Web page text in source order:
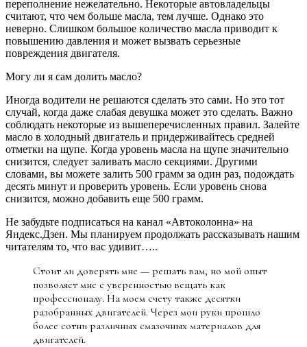
переполнение нежелательно. Некоторые автовладельцы
считают, что чем больше масла, тем лучше. Однако это
неверно. Слишком большое количество масла приводит к
повышению давления и может вызвать серьезные
повреждения двигателя.
Могу ли я сам долить масло?
Иногда водители не решаются сделать это сами. Но это тот
случай, когда даже слабая девушка может это сделать. Важно
соблюдать некоторые из вышеперечисленных правил. Залейте
масло в холодный двигатель и придерживайтесь средней
отметки на щупе. Когда уровень масла на щупе значительно
снизится, следует заливать масло секциями. Другими
словами, вы можете залить 500 грамм за один раз, подождать
десять минут и проверить уровень. Если уровень снова
снизится, можно добавить еще 500 грамм.
Не забудьте подписаться на канал «Автоколонна» на
Яндекс.Дзен. Мы планируем продолжать рассказывать нашим
читателям то, что вас удивит…..
Стоит ли доверять мне — решать вам, но мой опыт
позволяет мне с уверенностью вещать как
профессионалу. На моем счету также десятки
разобранных двигателей. Через мои руки прошло
более сотни различных смазочных материалов для
двигателей.